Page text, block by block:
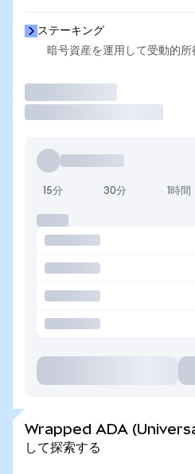
ステーキング
暗号資産を運用して受動的所
15分 30分 1時間
Wrapped ADA
して探索する